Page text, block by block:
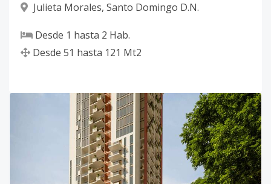
Julieta Morales, Santo Domingo D.N.
Desde 1 hasta 2 Hab.
Desde 51 hasta 121 Mt2